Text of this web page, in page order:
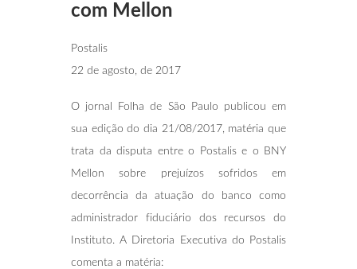
com Mellon
Postalis
22 de agosto, de 2017
O jornal Folha de São Paulo publicou em
sua edição do dia 21/08/2017, matéria que
trata da disputa entre o Postalis e o BNY
Mellon sobre prejuízos sofridos em
decorrência da atuação do banco como
administrador fiduciário dos recursos do
Instituto. A Diretoria Executiva do Postalis
comenta a matéria: